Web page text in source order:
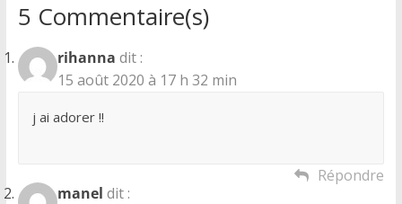
5 Commentaire(s)
rihanna dit :
15 août 2020 à 17 h 32 min
j ai adorer !!
Répondre
manel dit :